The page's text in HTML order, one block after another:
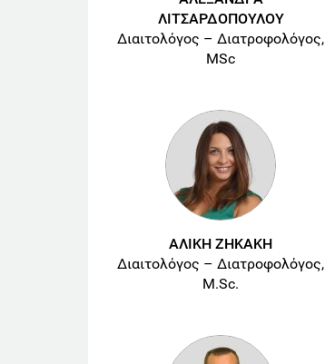
ΛΙΤΣΑΡΔΟΠΟΥΛΟΥ
Διαιτολόγος – Διατροφολόγος,
MSc
ΑΛΙΚΗ ΖΗΚΑΚΗ
Διαιτολόγος – Διατροφολόγος,
M.Sc.